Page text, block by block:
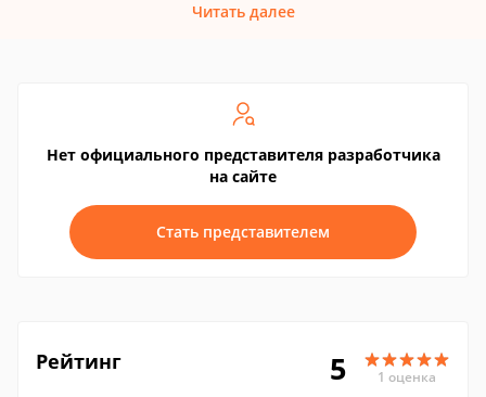
Читать далее
Нет официального представителя разработчика
на сайте
Стать представителем
Рейтинг 5 1 оценка